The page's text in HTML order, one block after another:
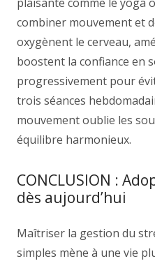
combiner mouvement et
oxygènent le cerveau,
boostent la confiance en
progressivement pour
trois séances
mouvement oublie les
équilibre harmonieux.
CONCLUSION :
dès aujourd’hui
Maîtriser la gestion du
simples mène à une vie